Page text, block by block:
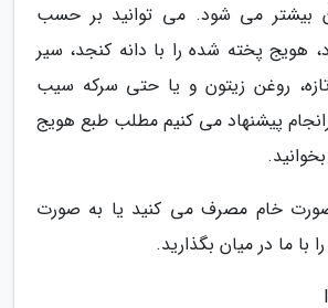
بیشتر می شود. می توانید بر حسب
هویج پخته شده را با دانه کنجد، سیر
روغن زیتون و یا حتی سرکه سیب
پیشنهاد می کنیم مطلب طبع هویج
خام مصرف می کنید یا به صورت
با ما در میان بگذارید.